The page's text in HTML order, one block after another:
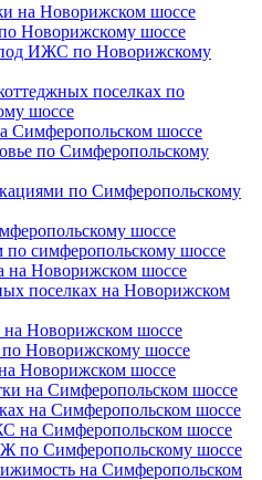
на Новорижском шоссе
Новорижскому шоссе
ИЖС по Новорижскому
поселках по
шоссе
шоссе
по Симферопольскому
по Симферопольскому
шоссе
по симферопольскому шоссе
на Новорижском шоссе
поселках на Новорижском
Новорижском шоссе
Новорижскому шоссе
Новорижском шоссе
на Симферопольском шоссе
на Симферопольском шоссе
на Симферопольском шоссе
по Симферопольскому шоссе
на Симферопольском